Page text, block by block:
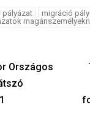
pályázat migráció
Országos